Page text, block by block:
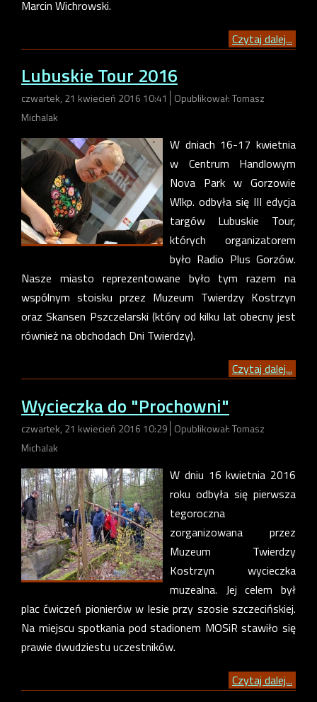
Marcin Wichrowski.
Czytaj dalej...
Lubuskie Tour 2016
czwartek, 21 kwiecień 2016 10:41
Opublikował: Tomasz
Michalak
W dniach 16-17 kwietnia
w Centrum Handlowym
Nova Park w Gorzowie
Wlkp. odbyła się III edycja
targów Lubuskie Tour,
których organizatorem
było Radio Plus Gorzów.
Nasze miasto reprezentowane było tym razem na
wspólnym stoisku przez Muzeum Twierdzy Kostrzyn
oraz Skansen Pszczelarski (który od kilku lat obecny jest
również na obchodach Dni Twierdzy).
Czytaj dalej...
Wycieczka do "Prochowni"
czwartek, 21 kwiecień 2016 10:29 Opublikował: Tomasz
Michalak
W dniu 16 kwietnia 2016
roku odbyła się pierwsza
tegoroczna
zorganizowana przez
Muzeum Twierdzy
Kostrzyn wycieczka
muzealna. Jej celem był
plac ćwiczeń pionierów w lesie przy szosie szczecińskiej.
Na miejscu spotkania pod stadionem MOSiR stawiło się
prawie dwudziestu uczestników.
Czytaj dalej...